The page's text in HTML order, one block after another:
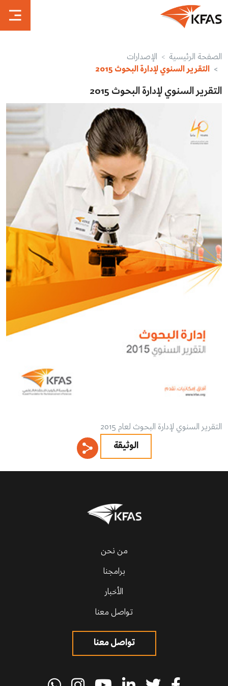
الصفحة الرئيسية
الإصدارات
التقرير السنوي لإدارة البحوث 2015
التقرير السنوي لإدارة البحوث 2015
التقرير السنوي لإدارة البحوث لعام 2015
الوثيقة
من نحن
برامجنا
الأخبار
تواصل معنا
تواصل معنا